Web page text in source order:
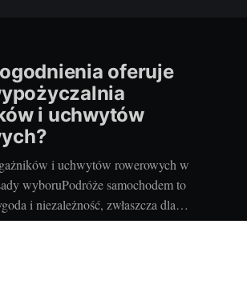
oferuje
i uchwytów
i uchwytów rowerowych w
wyboruPodróże samochodem to
i niezależność, zwłaszcza dla
kółek i aktywnego spędzania czasu.